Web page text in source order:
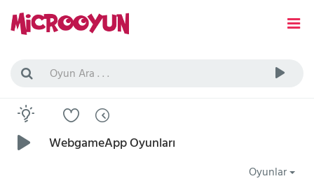
WebgameApp Oyunları
Oyunlar